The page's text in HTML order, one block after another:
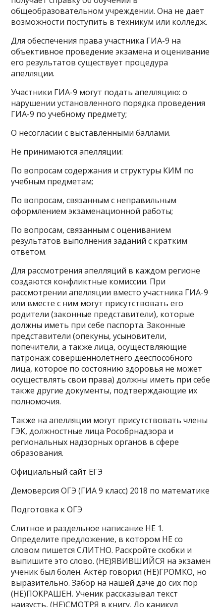
общеобразовательном учреждении. Она не дает
возможности поступить в техникум или колледж.
Для обеспечения права участника ГИА-9 на
объективное проведение экзамена и оценивание
его результатов существует процедура
апелляции.
Участники ГИА-9 могут подать апелляцию: о
нарушении установленного порядка проведения
ГИА-9 по учебному предмету;
О несогласии с выставленными баллами.
Не принимаются апелляции:
По вопросам содержания и структуры КИМ по
учебным предметам;
По вопросам, связанным с неправильным
оформлением экзаменационной работы;
По вопросам, связанным с оцениванием
результатов выполнения заданий с кратким
ответом.
Для рассмотрения апелляций в каждом регионе
создаются конфликтные комиссии. При
рассмотрении апелляции вместо участника ГИА-9
или вместе с ним могут присутствовать его
родители (законные представители), которые
должны иметь при себе паспорта. Законные
представители (опекуны, усыновители,
попечители, а также лица, осуществляющие
патронаж совершеннолетнего дееспособного
лица, которое по состоянию здоровья не может
осуществлять свои права) должны иметь при себе
также другие документы, подтверждающие их
полномочия.
Также на апелляции могут присутствовать члены
ГЭК, должностные лица Рособрнадзора и
региональных надзорных органов в сфере
образования.
Официальный сайт ЕГЭ
Демоверсия ОГЭ (ГИА 9 класс) 2018 по математике
Подготовка к ОГЭ
Слитное и раздельное написание НЕ 1.
Определите предложение, в котором НЕ со
словом пишется СЛИТНО. Раскройте скобки и
выпишите это слово. (НЕ)ЯВИВШИЙСЯ на экзамен
ученик был болен. Актёр говорил (НЕ)ГРОМКО, но
выразительно. Забор на нашей даче до сих пор
(НЕ)ПОКРАШЕН. Ученик рассказывал текст
наизусть, (НЕ)СМОТРЯ в книгу. До каникул